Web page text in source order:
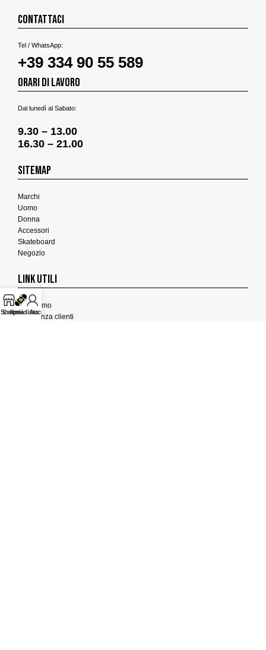
CONTATTACI
Tel / WhatsApp:
+39 334 90 55 589
ORARI DI LAVORO
Dal lunedì al Sabato:
9.30 – 13.00
16.30 – 21.00
SITEMAP
Marchi
Uomo
Donna
Accessori
Skateboard
Negozio
LINK UTILI
Chi Siamo
Assistenza clienti
Shop
La mia lista
Il mio Account